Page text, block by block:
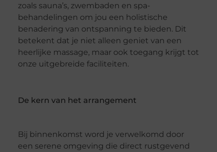
zoals sauna’s, zwembaden en spa-
behandelingen om jou een holistische
benadering van ontspanning te bieden. Dit
betekent dat je niet alleen geniet van een
heerlijke massage, maar ook toegang krijgt tot
onze uitgebreide faciliteiten.
De kern van het arrangement
Bij binnenkomst word je verwelkomd door
een serene omgeving die direct rustgevend